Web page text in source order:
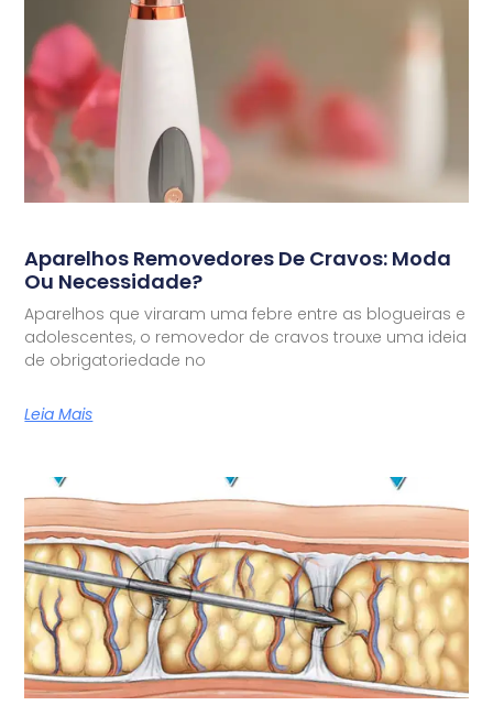
Aparelhos Removedores De Cravos: Moda
Ou Necessidade?
Aparelhos que viraram uma febre entre as blogueiras e
adolescentes, o removedor de cravos trouxe uma ideia
de obrigatoriedade no
Leia Mais